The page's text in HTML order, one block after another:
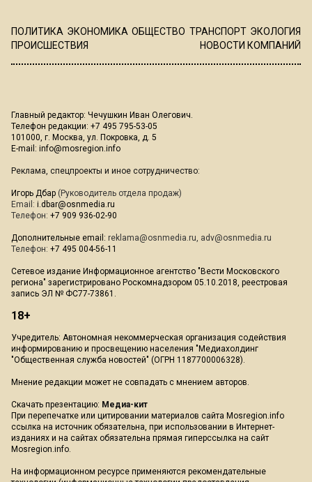
ПОЛИТИКА ЭКОНОМИКА ОБЩЕСТВО ТРАНСПОРТ ЭКОЛОГИЯ
ПРОИСШЕСТВИЯ
НОВОСТИ КОМПАНИЙ
Главный редактор: Чечушкин Иван Олегович.
Телефон редакции: +7 495 795-53-05
101000, г. Москва, ул. Покровка, д. 5
E-mail: info@mosregion.info
Реклама, спецпроекты и иное сотрудничество:
Игорь Дбар (Руководитель отдела продаж)
Email: i.dbar@osnmedia.ru
Телефон: +7 909 936-02-90
Дополнительные email: reklama@osnmedia.ru, adv@osnmedia.ru
Телефон: +7 495 004-56-11
Сетевое издание Информационное агентство "Вести Московского
региона" зарегистрировано Роскомнадзором 05.10.2018, реестровая
запись ЭЛ № ФС77-73861.
18+
Учредитель: Автономная некоммерческая организация содействия
информированию и просвещению населения "Медиахолдинг
"Общественная служба новостей" (ОГРН 1187700006328).
Мнение редакции может не совпадать с мнением авторов.
Скачать презентацию: Медиа-кит
При перепечатке или цитировании материалов сайта Mosregion.info
ссылка на источник обязательна, при использовании в Интернет-
изданиях и на сайтах обязательна прямая гиперссылка на сайт
Mosregion.info.
На информационном ресурсе применяются рекомендательные